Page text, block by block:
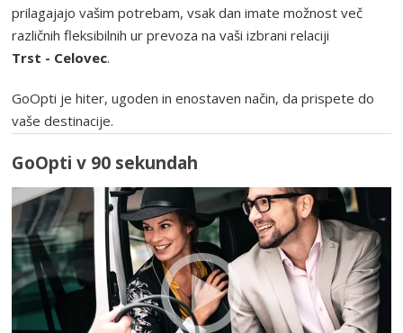
prilagajajo vašim potrebam, vsak dan imate možnost več
različnih fleksibilnih ur prevoza na vaši izbrani relaciji
Trst - Celovec.
GoOpti je hiter, ugoden in enostaven način, da prispete do
vaše destinacije.
GoOpti v 90 sekundah